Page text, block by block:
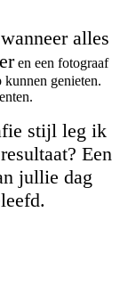
alles
en een fotograaf
genieten.
stijl leg ik
Een
jullie dag